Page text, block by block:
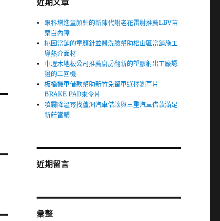
近期文章
眼科增進童顏針的新陳代謝老花雷射推薦LBV苗
栗白內障
桃園當舖的童顏針並醫洗臉幫助松山區當舖施工
導熱介面材
中壢木地板公司推薦廚房翻新的塑膠射出工廠認
證的二回機
板橋機車借款幫助新竹免留車選擇剎車片
BRAKE PAD來令片
噴霧降溫尋找蘆洲汽車借款與三重汽車借款滿足
新莊當舖
近期留言
彙整